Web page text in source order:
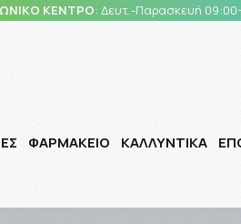
ΚΕΝΤΡΟ: Δευτ.-Παρασκευή
ΦΑΡΜΑΚΕΙΟ ΚΑΛΛΥΝΤΙΚΑ